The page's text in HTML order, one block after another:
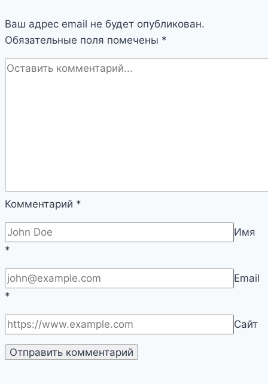
которая
продлевает
ресурс
или
Ваш адрес email не будет опубликован.
Обязательные поля помечены *
Комментарий *
Имя
*
Email
*
Сайт